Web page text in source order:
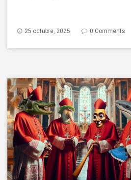
25 octubre, 2025 0 Comments